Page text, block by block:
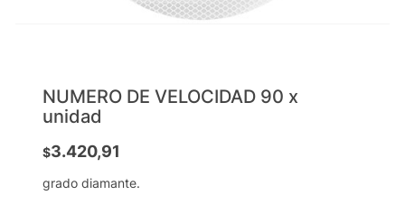
NUMERO DE VELOCIDAD 90 x
unidad
$3.420,91
grado diamante.